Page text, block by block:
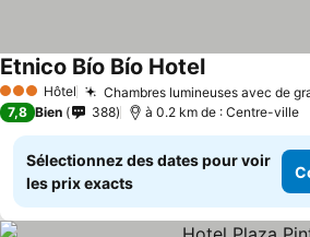
3 ÉtoilesHôtel Chambres lumineuses avec de
Etnico Bío Bío Hotel
7,8 Bien 388 à 0.2 km de : Centre-ville
Sélectionnez des dates pour voir
les prix exacts